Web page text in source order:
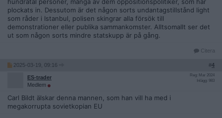
plockats in. Dessutom är det någon sorts undantagstillstånd light
som råder i Istanbul, polisen skingrar alla försök till
demonstrationer eller publika sammankomster. Alltsomallt ser det
ut som någon sorts mindre statskupp är på gång.
Citera
2025-03-19, 09:16 #4
ES-trader
Medlem
Reg: Mar 2024
Inlägg: 983
Carl Bildt älskar denna mannen, som han vill ha med i
megakorrupta sovietkopian EU